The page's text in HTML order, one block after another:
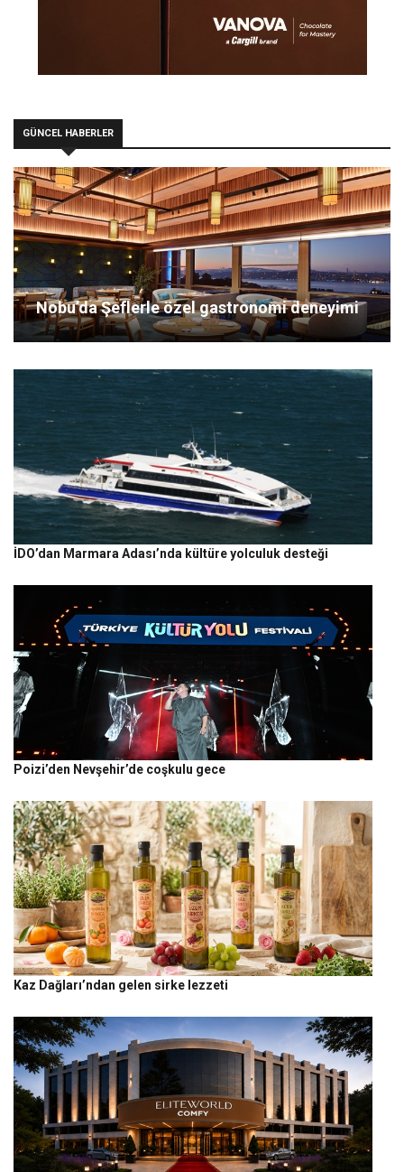
GÜNCEL HABERLER
Nobu’da Şeflerle özel gastronomi deneyimi
İDO’dan Marmara Adası’nda kültüre yolculuk desteği
Poizi’den Nevşehir’de coşkulu gece
Kaz Dağları’ndan gelen sirke lezzeti